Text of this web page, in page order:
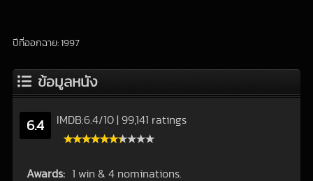
ปีที่ออกฉาย: 1997
ข้อมูลหนัง
6.4 IMDB:6.4/10 99,141 ratings
Awards: 1 win & 4 nominations.